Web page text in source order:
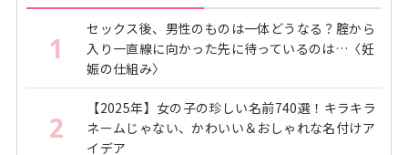
1
セックス後、男性のものは一体どうなる？腟から
入り一直線に向かった先に待っているのは…〈妊
娠の仕組み〉
2
【2025年】女の子の珍しい名前740選！キラキラ
ネームじゃない、かわいい＆おしゃれな名付けア
イデア